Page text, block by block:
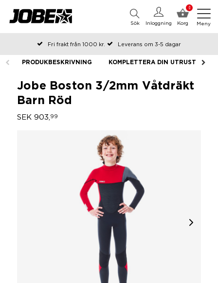
0
Korg
Inloggning
Sök Meny
Fri frakt från 1000 kr.
Leverans om 3-5 dagar
Beställda före kl 12 på arbetsdagar, skickas samma dag
Betala efteråt eller i delar
PRODUKBESKRIVNING KOMPLETTERA DIN UTRUSTNING
Jobe Boston 3/2mm Våtdräkt
Barn Röd
SEK 903, 99